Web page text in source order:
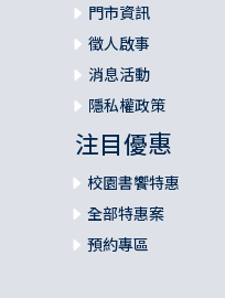
門市資訊
徵人啟事
消息活動
隱私權政策
注目優惠
校園書饗特惠
全部特惠案
預約專區